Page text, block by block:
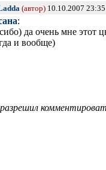
(автор) 10.10.2007
:
да очень мне этот
и вообще)